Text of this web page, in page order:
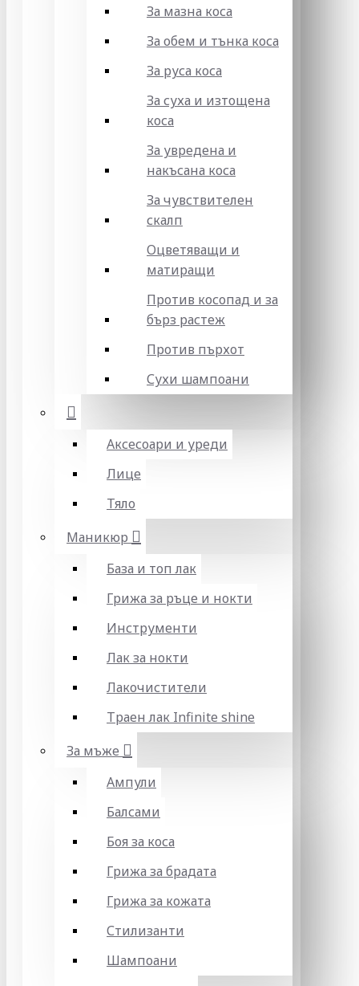
За мазна коса
За обем и тънка коса
За руса коса
За суха и изтощена
коса
За увредена и
накъсана коса
За чувствителен
скалп
Оцветяващи и
матиращи
Против косопад и за
бърз растеж
Против пърхот
Сухи шампоани
Аксесоари и уреди
Лице
Тяло
Маникюр
База и топ лак
Грижа за ръце и нокти
Инструменти
Лак за нокти
Лакочистители
Траен лак Infinite shine
За мъже
Ампули
Балсами
Боя за коса
Грижа за брадата
Грижа за кожата
Стилизанти
Шампоани